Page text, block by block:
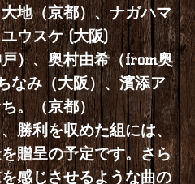
地（京都）、ナガハマ
ウスケ (大阪)
）、奥村由希（from奥
なみ（大阪）、濱添ア
。（京都）
勝利を収めた組には、
贈呈の予定です。さら
感じさせるような曲の